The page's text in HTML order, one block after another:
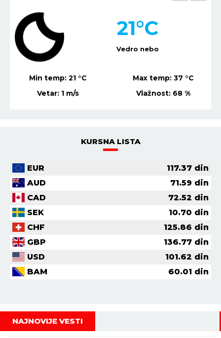
Vedro nebo
21°C
Min temp: 21 °C Max temp: 37 °C
Vetar: 1 m/s Vlažnost: 68 %
KURSNA LISTA
EUR 117.37 din
AUD
71.59 din
CAD
72.52 din
SEK
10.70 din
CHF
125.86 din
GBP
136.77 din
USD
101.62 din
BAM
60.01 din
NAJNOVIJE VESTI